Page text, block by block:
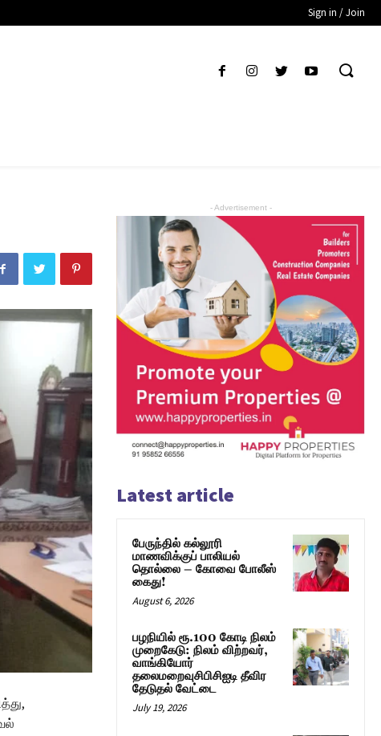
Sign in / Join
- Advertisement -
Latest article
பேருந்தில் கல்லூரி
மாணவிக்குப் பாலியல்
தொல்லை – கோவை போலீஸ்
கைது!
August 6, 2026
பழநியில் ரூ.100 கோடி நிலம்
முறைகேடு: நிலம் விற்றவர்,
வாங்கியோர்
தலைமறைவுசிபிசிஐடி தீவிர
தேடுதல் வேட்டை
July 19, 2026